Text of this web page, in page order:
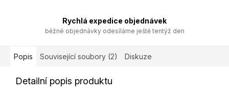
Rychlá expedice objednávek
běžné objednávky odesíláme ještě tentýž den
Popis Související soubory (2) Diskuze
Detailní popis produktu